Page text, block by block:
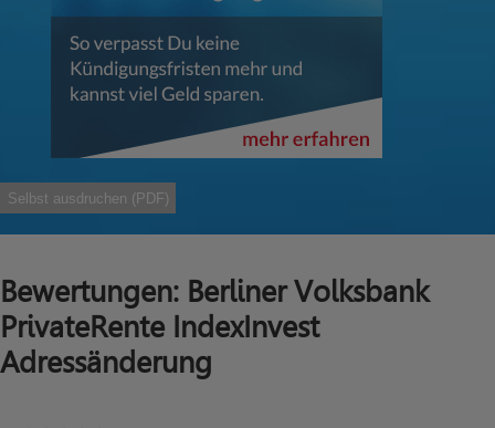
Selbst ausdruchen (PDF)
Bewertungen: Berliner Volksbank
PrivateRente IndexInvest
Adressänderung